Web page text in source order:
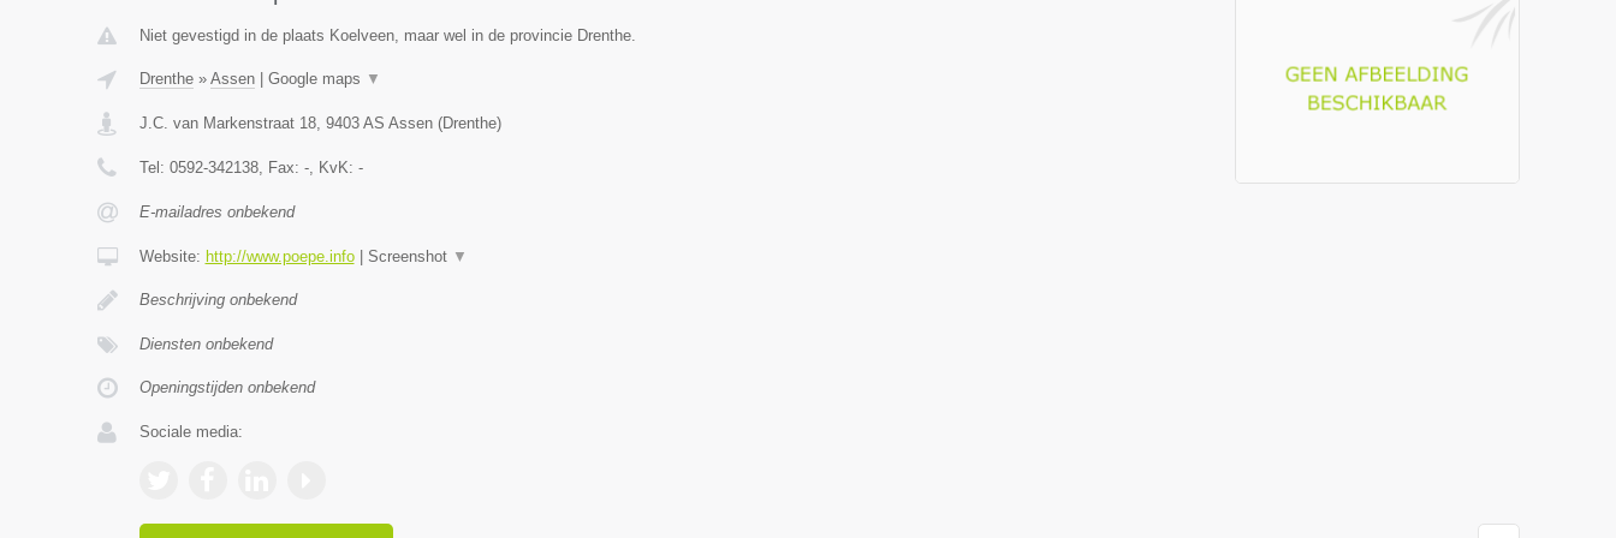
Niet gevestigd in de plaats Koelveen, maar wel in de provincie Drenthe.
Drenthe» Assen| Google maps ▼
J.C. van Markenstraat 18, 9403 AS Assen(Drenthe)
Tel: 0592-342138, Fax: -, KvK: -
E-mailadres onbekend
Website: http://www.poepe.info| Screenshot ▼
Beschrijving onbekend
Diensten onbekend
Openingstijden onbekend
Sociale media: